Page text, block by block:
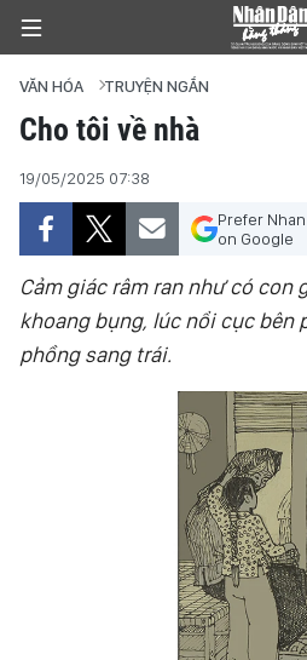
CHÍNH TRỊ
TIÊU ĐIỂM
ĐỜI SỐNG - XÃ HỘI
KHOA HỌC - GIÁO DỤC
AN NINH - XÃ HỘI
VĂN HÓA TRUYỆN NGẮN
Cho tôi về nhà
19/05/2025 07:38
Prefer
on Google
Cảm giác râm ran như có con
khoang bụng, lúc nổi cục bên
phồng sang trái.